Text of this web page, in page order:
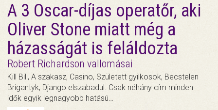
A 3 Oscar-díjas operatőr, aki
Oliver Stone miatt még a
házasságát is feláldozta
Robert Richardson vallomásai
Kill Bill, A szakasz, Casino, Született gyilkosok, Becstelen
Brigantyk, Django elszabadul. Csak néhány cím minden
idők egyik legnagyobb hatású…